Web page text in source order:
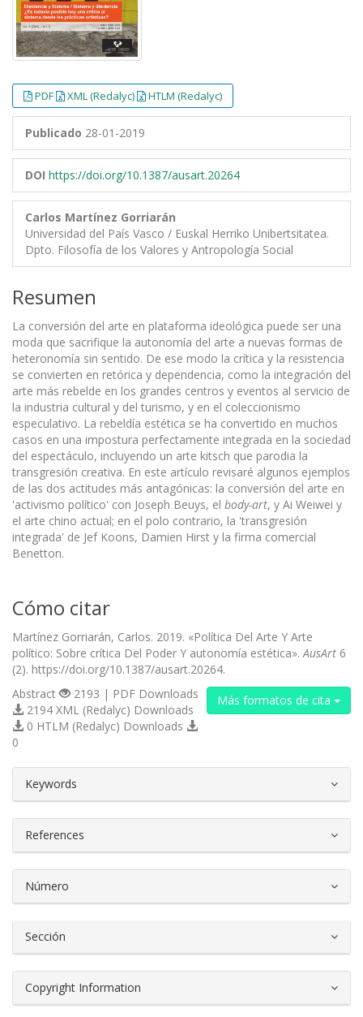
PDF XML (Redalyc) HTLM (Redalyc)
Publicado 28-01-2019
DOI https://doi.org/10.1387/ausart.20264
Carlos Martínez Gorriarán
Universidad del País Vasco / Euskal Herriko Unibertsitatea.
Dpto. Filosofía de los Valores y Antropología Social
Resumen
La conversión del arte en plataforma ideológica puede ser una
moda que sacrifique la autonomía del arte a nuevas formas de
heteronomía sin sentido. De ese modo la crítica y la resistencia
se convierten en retórica y dependencia, como la integración del
arte más rebelde en los grandes centros y eventos al servicio de
la industria cultural y del turismo, y en el coleccionismo
especulativo. La rebeldía estética se ha convertido en muchos
casos en una impostura perfectamente integrada en la sociedad
del espectáculo, incluyendo un arte kitsch que parodia la
transgresión creativa. En este artículo revisaré algunos ejemplos
de las dos actitudes más antagónicas: la conversión del arte en
'activismo político' con Joseph Beuys, el body-art, y Ai Weiwei y
el arte chino actual; en el polo contrario, la 'transgresión
integrada' de Jef Koons, Damien Hirst y la firma comercial
Benetton.
Cómo citar
Martínez Gorriarán, Carlos. 2019. «Política Del Arte Y Arte
político: Sobre crítica Del Poder Y autonomía estética». AusArt 6
(2). https://doi.org/10.1387/ausart.20264.
Más formatos de cita
Abstract
2193 | PDF Downloads
2194 XML (Redalyc) Downloads
0 HTLM (Redalyc) Downloads
0
Keywords
References
Número
Sección
Copyright Information